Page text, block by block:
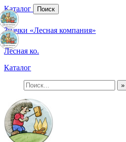
Каталог Поиск
Значки «Лесная компания»
Лесная ко.
Каталог
»